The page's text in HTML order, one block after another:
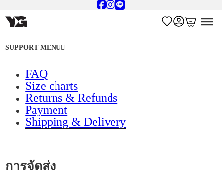
SUPPORT MENU
FAQ
Size charts
Returns & Refunds
Payment
Shipping & Delivery
การจัดส่ง